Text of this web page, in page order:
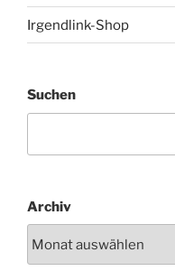
Irgendlink-Shop
Suchen
Archiv